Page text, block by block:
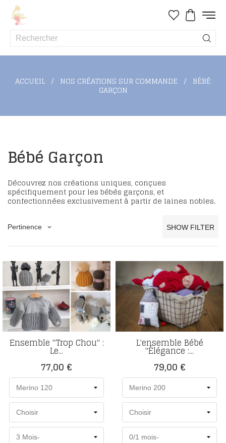
ACCUEIL NOS CRÉATIONS SUR COMMANDE BÉBÉ
GARÇON
Bébé Garçon
Découvrez nos créations uniques, conçues
spécifiquement pour les bébés garçons, et
confectionnées exclusivement à partir de laines nobles.
Pertinence keyboard_arrow_down SHOW FILTER
Ensemble "Trop Chou" :
Le...
Prix
77,00 €
L'ensemble Bébé
"Élégance :...
Prix
79,00 €